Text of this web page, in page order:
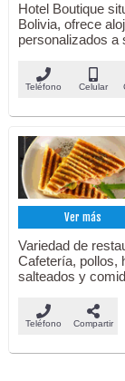
Hotel Boutique
Bolivia, ofrece
personalizados a
Teléfono Celular
Ver más
Variedad de
Cafetería, pollos,
salteados y
Teléfono Compartir